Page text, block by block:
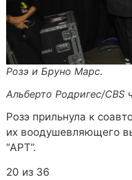
Розэ и Бруно Марс.
Альберто Родригес/CBS
Розэ прильнула к
их воодушевляющего
“APT”.
20 из 36